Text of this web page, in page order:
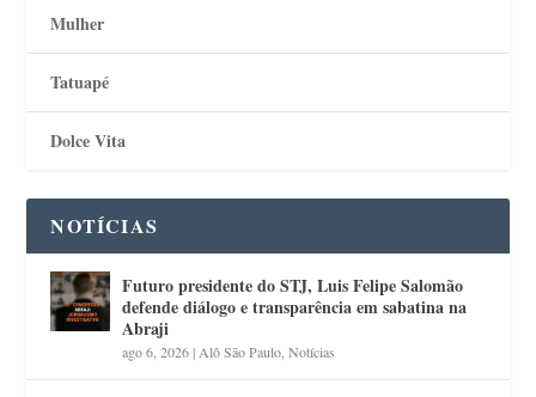
Mulher
Tatuapé
Dolce Vita
NOTÍCIAS
Futuro presidente do STJ, Luis Felipe Salomão
defende diálogo e transparência em sabatina na
Abraji
ago 6, 2026| Alô São Paulo ,Notícias